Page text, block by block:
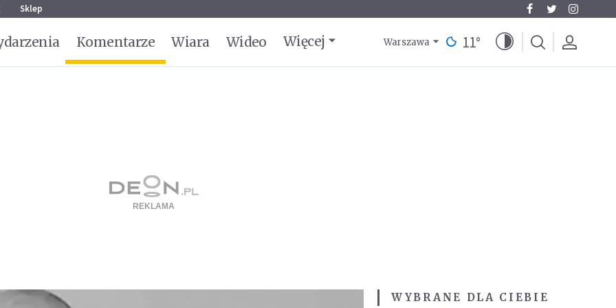
Sklep
Komentarze Wiara Wideo Więcej Warszawa 11°
WYBRANE DLA CIEBIE